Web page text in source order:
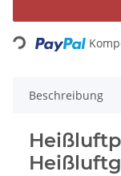
Loading...
Beschreibung